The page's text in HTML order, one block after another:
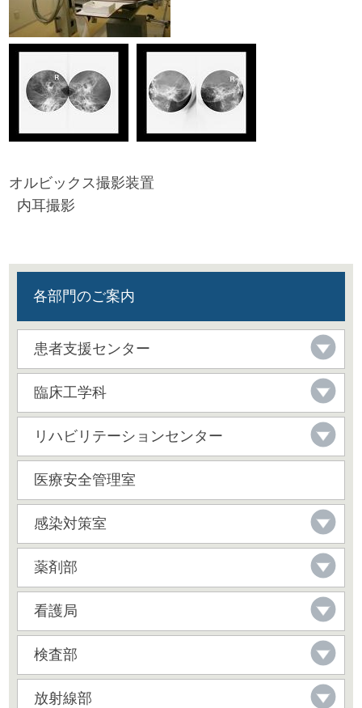
オルビックス撮影装置
内耳撮影
各部門のご案内
患者支援センター
臨床工学科
リハビリテーションセンター
医療安全管理室
感染対策室
薬剤部
看護局
検査部
放射線部